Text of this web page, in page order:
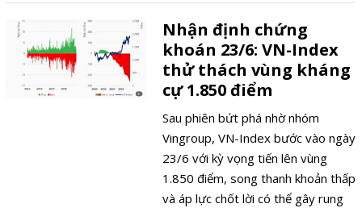
Nhận định chứng
khoán 23/6: VN-Index
thử thách vùng kháng
cự 1.850 điểm
Sau phiên bứt phá nhờ nhóm
Vingroup, VN-Index bước vào ngày
23/6 với kỳ vọng tiến lên vùng
1.850 điểm, song thanh khoản thấp
và áp lực chốt lời có thể gây rung